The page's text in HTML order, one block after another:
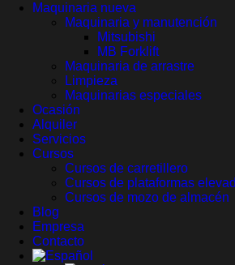
Maquinaria nueva
Maquinaria y manutención
Mitsubishi
MB Forklift
Maquinaria de arrastre
Limpieza
Maquinarias especiales
Ocasión
Alquiler
Servicios
Cursos
Cursos de carretillero
Cursos de plataformas
Cursos de mozo de almacén
Blog
Empresa
Contacto